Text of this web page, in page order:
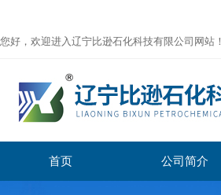
您好，欢迎进入辽宁比逊石化科技有限公司网站！
首页 公司简介